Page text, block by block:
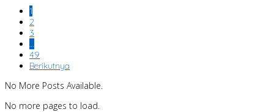
1
2
3
49
Berikutnya
No More Posts Available.
No more pages to load.